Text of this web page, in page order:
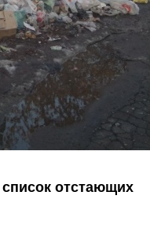
отстающих